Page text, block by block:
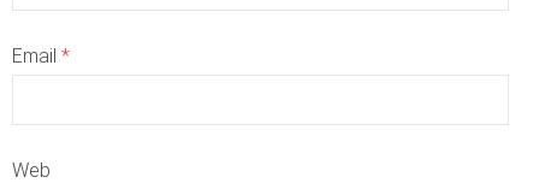
Email *
Web